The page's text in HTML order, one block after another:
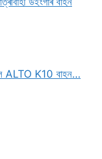
ALTO K10 বাহন…